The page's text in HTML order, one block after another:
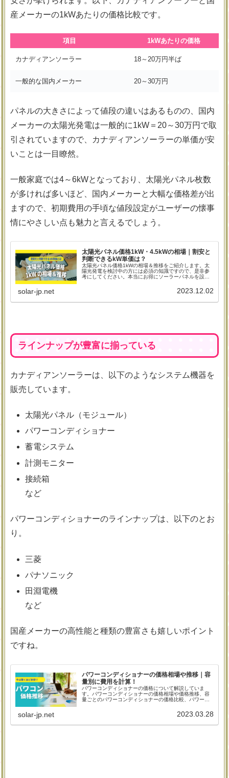
産メーカーの1kWあたりの価格比較です。
項目 1kWあたりの価格
カナディアンソーラー 18～20万円半ば
一般的な国内メーカー 20～30万円
パネルの大きさによって値段の違いはあるものの、国内
メーカーの太陽光発電は一般的に1kW＝20～30万円で取
引されていますので、カナディアンソーラーの単価が安
いことは一目瞭然。
一般家庭では4～6kWとなっており、太陽光パネル枚数
が多ければ多いほど、国内メーカーと大幅な価格差が出
ますので、初期費用の手頃な値段設定がユーザーの懐事
情にやさしい点も魅力と言えるでしょう。
太陽光パネル価格1kW・4.5kWの相場｜割安と
判断できるkW単価は？
太陽光パネル価格1kWの相場＆推移をご紹介します。太
陽光発電を検討中の方には必須の知識ですので、是非参
考にしてください。本当にお得にソーラーパネルを設置
solar-jp.net 2023.12.02
ラインナップが豊富に揃っている
カナディアンソーラーは、以下のようなシステム機器を
販売しています。
太陽光パネル（モジュール）
パワーコンディショナー
蓄電システム
計測モニター
接続箱
など
パワーコンディショナーのラインナップは、以下のとお
り。
三菱
パナソニック
田淵電機
など
国産メーカーの高性能と種類の豊富さも嬉しいポイント
ですね。
パワーコンディショナーの価格相場や推移｜容
量別に費用を計算！
パワーコンディショナーの価格について解説していま
す。パワーコンディショナーの価格相場や価格推移、容
量ごとのパワーコンディショナーの価格比較、パワーコ
利用できる補助金などについてまとめました。
solar-jp.net 2023.03.28